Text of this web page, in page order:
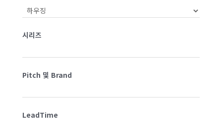
시리즈
Pitch 및 Brand
LeadTime